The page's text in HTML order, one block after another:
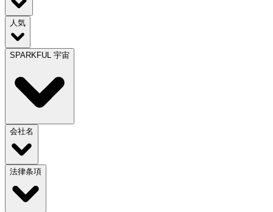
人気
SPARKFUL 宇宙
会社名
法律条項